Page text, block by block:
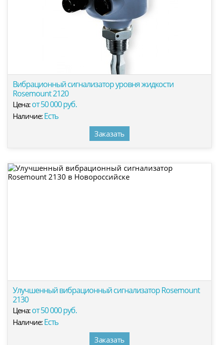
Вибрационный сигнализатор уровня жидкости
Rosemount 2120
Цена: от 50 000 руб.
Наличие: Есть
Заказать
Улучшенный вибрационный сигнализатор Rosemount
2130
Цена: от 50 000 руб.
Наличие: Есть
Заказать